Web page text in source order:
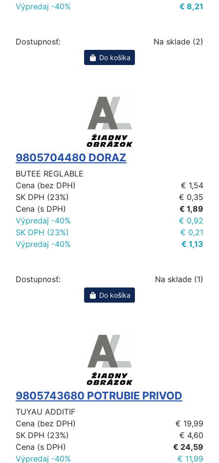
Výpredaj -40%
€ 8,21
Dostupnosť: Na sklade (2)
Do košíka
9805704480 DORAZ
BUTEE REGLABLE
Cena (bez DPH)
€ 1,54
SK DPH (23%)
€ 0,35
Cena (s DPH)
€ 1,89
Výpredaj -40%
€ 0,92
SK DPH (23%)
€ 0,21
Výpredaj -40%
€ 1,13
Dostupnosť: Na sklade (1)
Do košíka
9805743680 POTRUBIE PRIVOD
TUYAU ADDITIF
Cena (bez DPH)
€ 19,99
SK DPH (23%)
€ 4,60
Cena (s DPH)
€ 24,59
Výpredaj -40%
€ 11,99